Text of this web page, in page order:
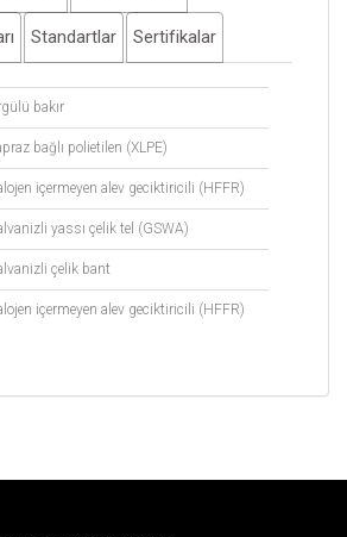
Standartlar Sertifikalar
bakır
bağlı polietilen (XLPE)
içermeyen alev geciktiricili (HFFR)
yassı çelik tel (GSWA)
çelik bant
içermeyen alev geciktiricili (HFFR)